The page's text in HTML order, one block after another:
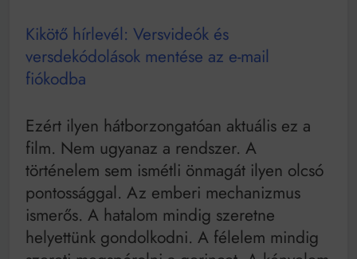
Kikötő hírlevél: Versvideók és
versdekódolások mentése az e-mail
fiókodba
Ezért ilyen hátborzongatóan aktuális ez a
film. Nem ugyanaz a rendszer. A
történelem sem ismétli önmagát ilyen olcsó
pontossággal. Az emberi mechanizmus
ismerős. A hatalom mindig szeretne
helyettünk gondolkodni. A félelem mindig